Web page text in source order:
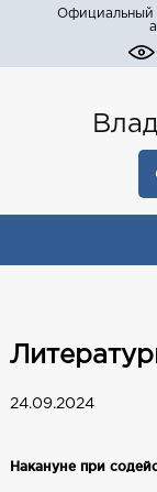
Официальный
24.09.2024
Накануне при